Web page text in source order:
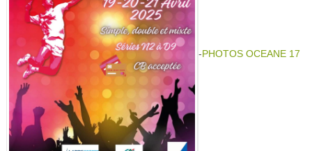
- PHOTOS OCEANE 17